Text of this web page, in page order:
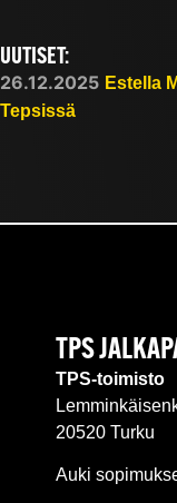
UUTISET:
26.12.2025 Estella
Tepsissä
TPS
TPS-toimisto
20520 Turku
Auki